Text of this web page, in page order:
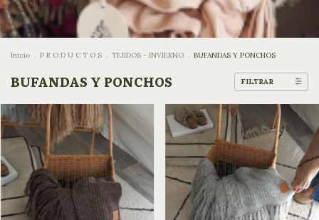
Inicio . P R O D U C T O S . TEJIDOS - INVIERNO . BUFANDAS Y PONCHOS
BUFANDAS Y PONCHOS FILTRAR